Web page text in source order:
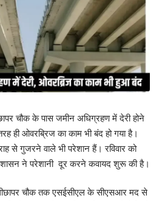
चौक के पास जमीन अधिग्रहण में देरी होने
ही ओवरब्रिज का काम भी बंद हो गया है।
से गुजरने वाले भी परेशान हैं। रविवार को
ने परेशानी दूर करने कवायद शुरू की है।
चौक तक एसईसीएल के सीएसआर मद से